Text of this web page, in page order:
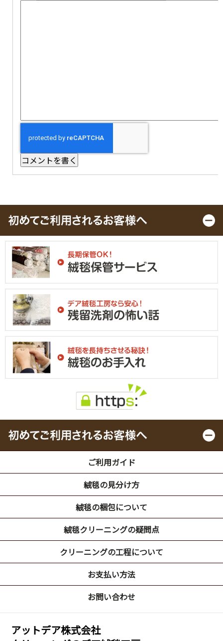
ご利用ガイド
絨毯の見分け方
絨毯の梱包について
絨毯クリーニングの疑問点
クリーニングの工程について
お支払い方法
お問い合わせ
アットデア株式会社